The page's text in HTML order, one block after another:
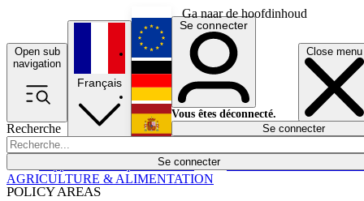
Ga naar de hoofdinhoud
Open sub
navigation
Close menu
Recherche
Se connecter
POLICY AREAS
Économie
Français
English
Deutsch
Español
Se connecter
Vous êtes déconnecté.
Se connecter
AGRICULTURE & ALIMENTATION